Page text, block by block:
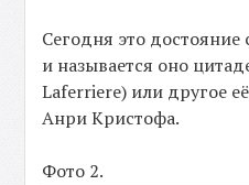
Сегодня это
и называется оно
Laferriere) или другое
Анри Кристофа.
Фото 2.